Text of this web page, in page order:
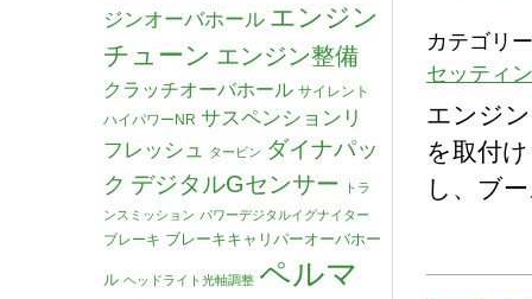
カテゴリ
セッティ
エンジ
を取付
し、ブ
ジンオーバホール エンジン
チューン エンジン整備
クラッチオーバホール サイレント
ハイパワーNR サスペンションリ
フレッシュ
タービン ダイナパッ
ク デジタルGセンサー
トラ
ンスミッション パワーデジタルイグナイター
ブレーキ ブレーキキャリパーオーバホー
ル ヘッドライト光軸調整 ペルマ